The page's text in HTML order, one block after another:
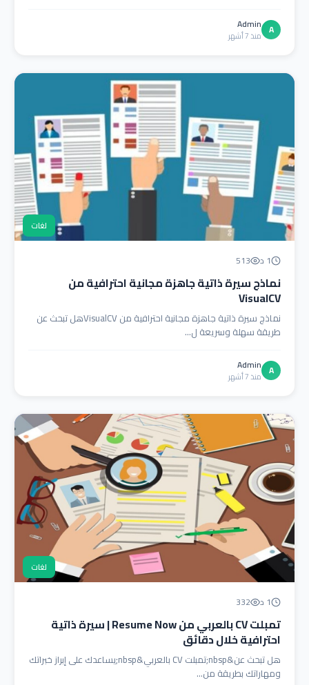
A
Admin
منذ 7 أشهر
لغات
1 د 513
نماذج سيرة ذاتية جاهزة مجانية احترافية من
VisualCV
نماذج سيرة ذاتية جاهزة مجانية احترافية من VisualCVهل تبحث عن
طريقة سهلة وسريعة ل...
A
Admin
منذ 7 أشهر
لغات
1 د 332
تمبلت CV بالعربي من Resume Now | سيرة ذاتية
احترافية خلال دقائق
هل تبحث عن&nbsp;تمبلت CV بالعربي&nbsp;يساعدك على إبراز خبراتك
ومهاراتك بطريقة من...